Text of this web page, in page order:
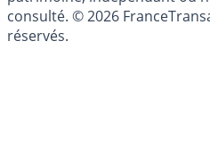
patrimoine, indépendant ou
consulté. © 2026